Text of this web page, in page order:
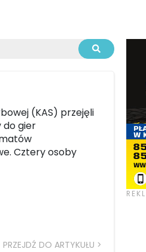
(KAS) przejęli
do gier
Cztery osoby
PRZEJDŹ DO ARTYKUŁU